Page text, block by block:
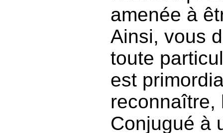
amenée à
Ainsi, vous
toute
est
reconnaître,
Conjugué à